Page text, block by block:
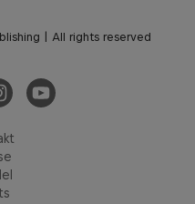
| All rights reserved